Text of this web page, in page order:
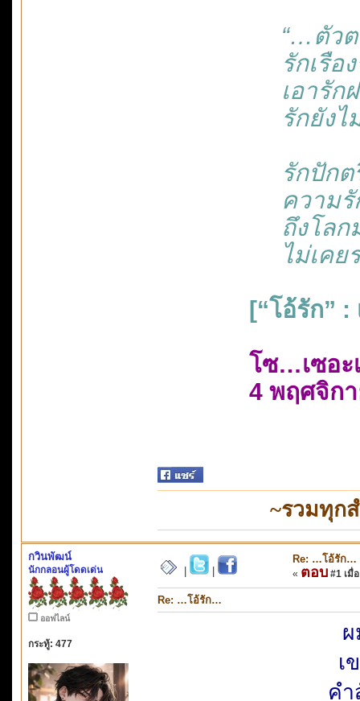
“…ตัวตา
รักเรือง
เอารักฝ
รักยังไม่
รักปักต
ความรัก
ถึงโลก
ไม่เคยร
[“โอ้รัก” :
โซ…เซอะ
4 พฤศจิก
~รวมทุก
กวินพัฒน์
นักกลอนผู้โดดเด่น
ออฟไลน์
กระทู้: 477
Re: …โอ้รัก…
« ตอบ #1 เมื่
Re: …โอ้รัก…
ผ
เ
ค